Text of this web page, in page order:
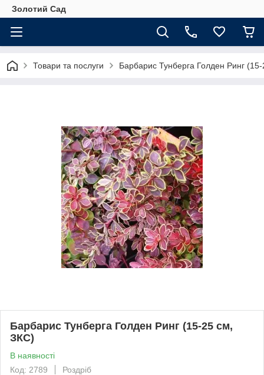
Золотий Сад
Товари та послуги Барбарис Тунберга Голден Ринг
Барбарис Тунберга Голден Ринг (15-25 см,
ЗКС)
В наявності
Код: 2789
Роздріб